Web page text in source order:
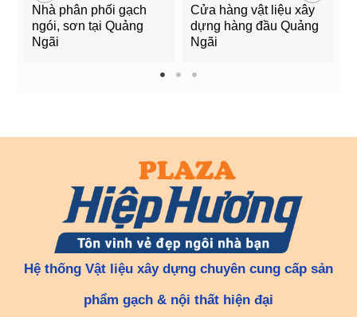
Nhà phân phối gạch
ngói, sơn tại Quảng
Ngãi
Cửa hàng vật liệu xây
dựng hàng đầu Quảng
Ngãi
1 2 3
Hệ thống Vật liệu xây dựng chuyên cung cấp sản
phẩm gạch & nội thất hiện đại